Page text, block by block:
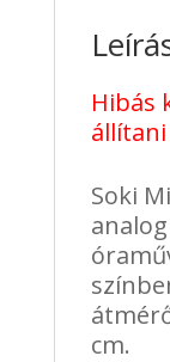
Hibás
Soki
cm.